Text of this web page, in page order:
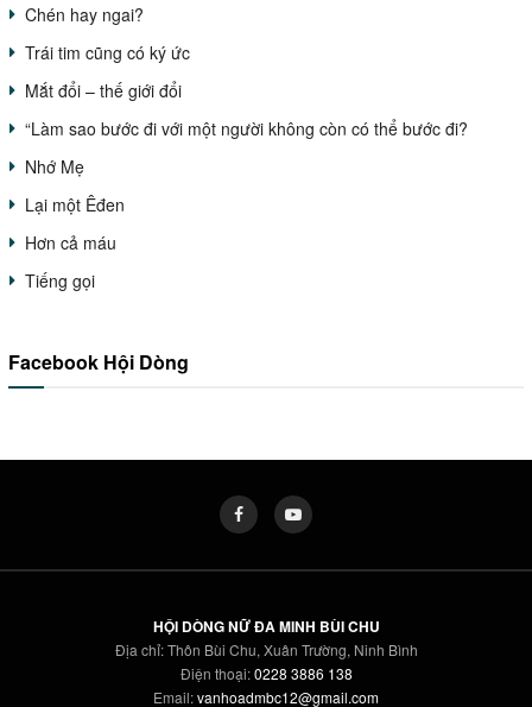
Chén hay ngai?
Trái tim cũng có ký ức
Mắt đổi – thế giới đổi
“Làm sao bước đi với một người không còn có thể bước đi?
Nhớ Mẹ
Lại một Êđen
Hơn cả máu
Tiếng gọi
Facebook Hội Dòng
HỘI DÒNG NỮ ĐA MINH BÙI CHU
Địa chỉ: Thôn Bùi Chu, Xuân Trường, Ninh Bình
Điện thoại:0228 3886 138
Email:vanhoadmbc12@gmail.com